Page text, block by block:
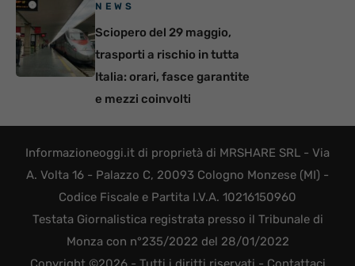
NEWS
Sciopero del 29 maggio,
trasporti a rischio in tutta
Italia: orari, fasce garantite
e mezzi coinvolti
Informazioneoggi.it di proprietà di MRSHARE SRL - Via
A. Volta 16 - Palazzo C, 20093 Cologno Monzese (MI) -
Codice Fiscale e Partita I.V.A. 10216150960
Testata Giornalistica registrata presso il Tribunale di
Monza con n°235/2022 del 28/01/2022